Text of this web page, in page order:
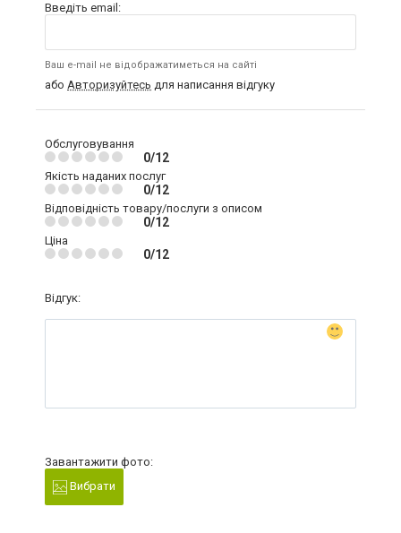
Введіть email:
Ваш e-mail не відображатиметься на сайті
або Авторизуйтесь для написання відгуку
Обслуговування
0/12
Якість наданих послуг
0/12
Відповідність товару/послуги з описом
0/12
Ціна
0/12
Відгук:
Завантажити фото:
Вибрати